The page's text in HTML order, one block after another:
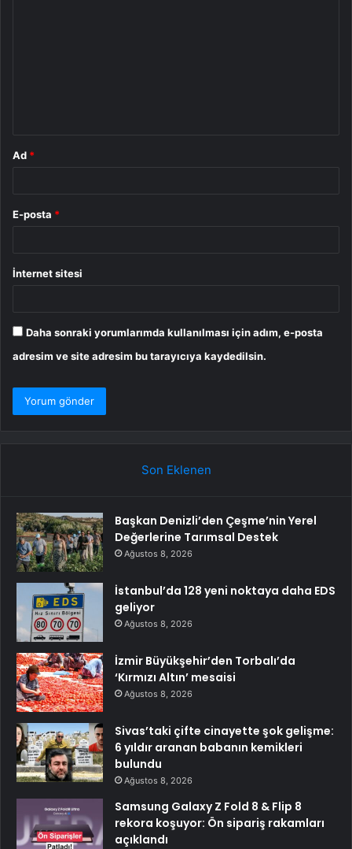
Ad *
E-posta *
İnternet sitesi
Daha sonraki yorumlarımda kullanılması için adım, e-posta
adresim ve site adresim bu tarayıcıya kaydedilsin.
Son Eklenen
Başkan Denizli’den Çeşme’nin Yerel
Değerlerine Tarımsal Destek
Ağustos 8, 2026
İstanbul’da 128 yeni noktaya daha EDS
geliyor
Ağustos 8, 2026
İzmir Büyükşehir’den Torbalı’da
‘Kırmızı Altın’ mesaisi
Ağustos 8, 2026
Sivas’taki çifte cinayette şok gelişme:
6 yıldır aranan babanın kemikleri
bulundu
Ağustos 8, 2026
Samsung Galaxy Z Fold 8 & Flip 8
rekora koşuyor: Ön sipariş rakamları
açıklandı